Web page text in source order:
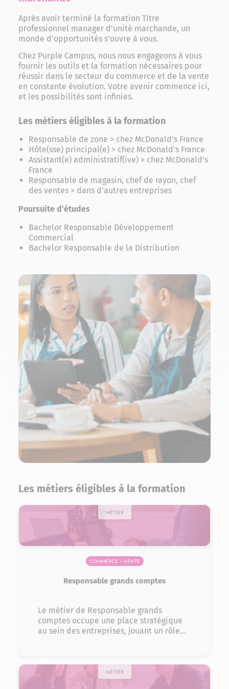
Après avoir terminé la formation Titre
professionnel manager d’unité marchande, un
monde d’opportunités s’ouvre à vous.
Chez Purple Campus, nous nous engageons à vous
fournir les outils et la formation nécessaires pour
réussir dans le secteur du commerce et de la vente
en constante évolution. Votre avenir commence ici,
et les possibilités sont infinies.
Les métiers éligibles à la formation
Responsable de zone > chez McDonald’s France
Hôte(sse) principal(e) > chez McDonald’s France
Assistant(e) administratif(ive) > chez McDonald’s
France
Responsable de magasin, chef de rayon, chef
des ventes > dans d’autres entreprises
Poursuite d’études
Bachelor Responsable Développement
Commercial
Bachelor Responsable de la Distribution
Les métiers éligibles à la formation
MÉTIER
Commerce – Vente
Responsable grands comptes
Le métier de Responsable grands
comptes occupe une place stratégique
au sein des entreprises, jouant un rôle
croissance commerciale, ce
professionnel est chargé de maximiser
MÉTIER